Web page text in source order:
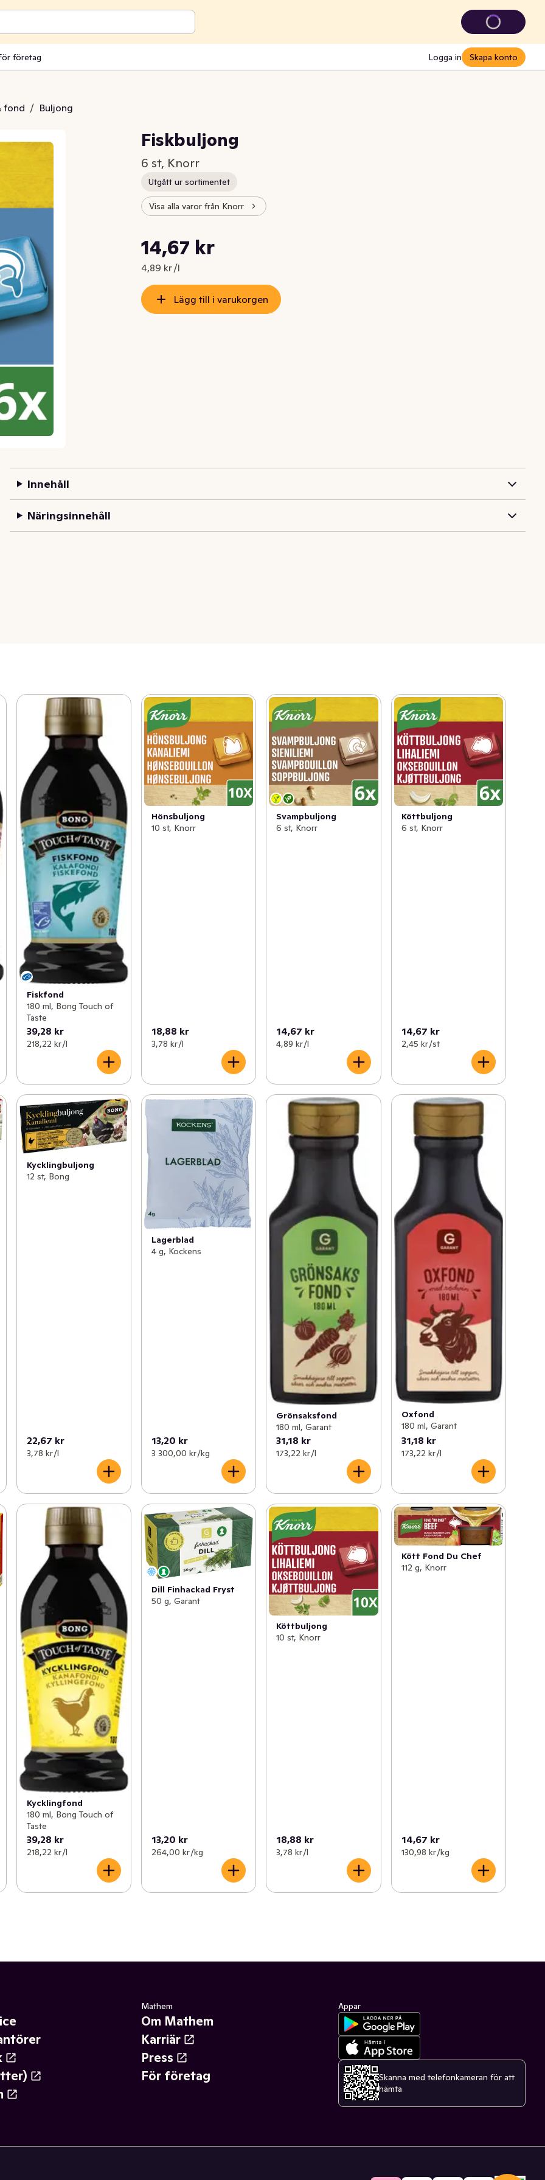
företag Logga in Skapa konto
fond / Buljong
Fiskbuljong
6 st, Knorr
Utgått ur sortimentet
Visa alla varor från Knorr
Nuvarande pris är: 14,67 kr
14,67 kr
4,89 kr /l
Styckpris: 4,89 kr /l
Lägg till i varukorgen
Innehåll
Näringsinnehåll
Fiskfond
180 ml, Bong Touch of
Taste
39,28 kr
218,22 kr /l
Hönsbuljong
10 st, Knorr
18,88 kr
3,78 kr /l
Svampbuljong
6 st, Knorr
14,67 kr
4,89 kr /l
Köttbuljong
6 st, Knorr
14,67 kr
2,45 kr /st
Kycklingbuljong
12 st, Bong
22,67 kr
3,78 kr /l
Lagerblad
4 g, Kockens
13,20 kr
3 300,00 kr /kg
Grönsaksfond
180 ml, Garant
31,18 kr
173,22 kr /l
Oxfond
180 ml, Garant
31,18 kr
173,22 kr /l
Kycklingfond
180 ml, Bong Touch of
Taste
39,28 kr
218,22 kr /l
Dill Finhackad Fryst
50 g, Garant
13,20 kr
264,00 kr /kg
Köttbuljong
10 st, Knorr
18,88 kr
3,78 kr /l
Kött Fond Du Chef
112 g, Knorr
14,67 kr
130,98 kr /kg
Mathem
Om Mathem
Karriär
Press
För företag
Appar
Skanna med telefonkameran för att
hämta